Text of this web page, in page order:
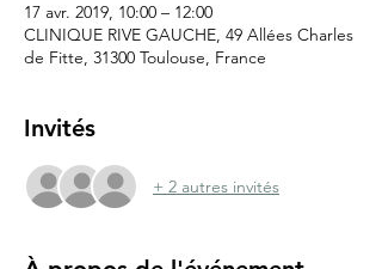
17 avr. 2019, 10:00 – 12:00
CLINIQUE RIVE GAUCHE, 49 Allées Charles
de Fitte, 31300 Toulouse, France
Invités
+ 2 autres invités